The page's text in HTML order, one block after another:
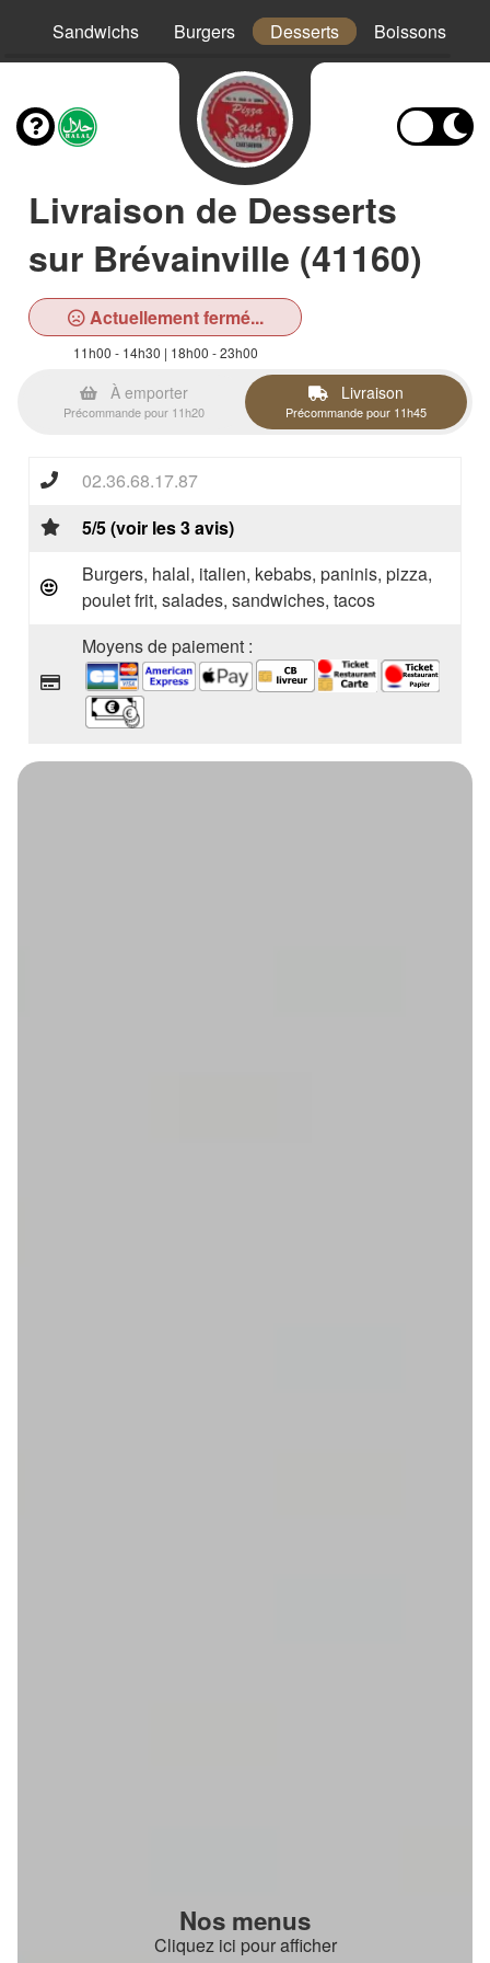
Sandwichs Burgers Desserts Boissons
Livraison de Desserts
sur Brévainville (41160)
Actuellement fermé...
11h00 - 14h30 | 18h00 - 23h00
À emporter
Précommande pour 11h20
Livraison
Précommande pour 11h45
02.36.68.17.87
5/5 (voir les 3 avis)
Burgers, halal, italien, kebabs, paninis, pizza,
poulet frit, salades, sandwiches, tacos
Moyens de paiement :
Nos menus
Cliquez ici pour afficher